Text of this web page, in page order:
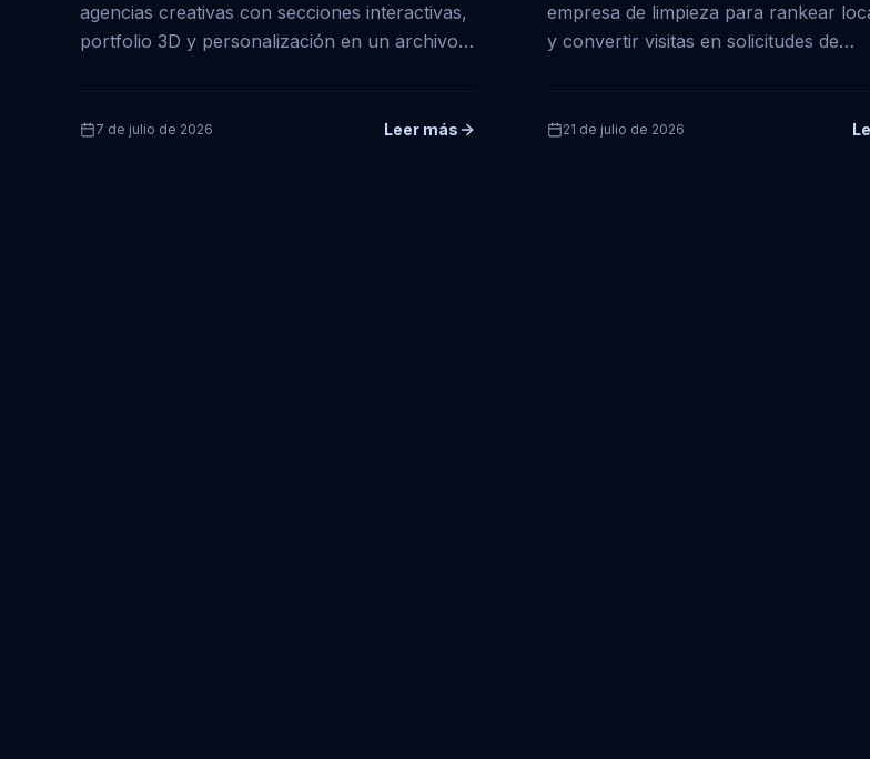
agencias creativas con secciones interactivas,
portfolio 3D y personalización en un archivo
7 de julio de 2026 Leer más
empresa de limpieza para rankear
y convertir visitas en solicitudes de
21 de julio de 2026